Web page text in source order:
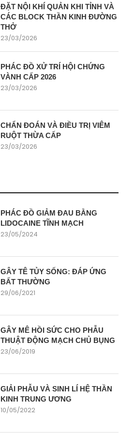
ĐẶT NỘI KHÍ QUẢN KHI TỈNH VÀ
CÁC BLOCK THẦN KINH ĐƯỜNG
THỞ
23/03/2026
PHÁC ĐỒ XỬ TRÍ HỘI CHỨNG
VÀNH CẤP 2026
23/03/2026
CHẨN ĐOÁN VÀ ĐIỀU TRỊ VIÊM
RUỘT THỪA CẤP
23/03/2026
PHÁC ĐỒ GIẢM ĐAU BẰNG
LIDOCAINE TĨNH MẠCH
23/05/2024
GÂY TÊ TỦY SỐNG: ĐÁP ỨNG
BẤT THƯỜNG
29/06/2021
GÂY MÊ HỒI SỨC CHO PHẪU
THUẬT ĐỘNG MẠCH CHỦ BỤNG
23/06/2019
GIẢI PHẪU VÀ SINH LÍ HỆ THẦN
KINH TRUNG ƯƠNG
10/05/2022